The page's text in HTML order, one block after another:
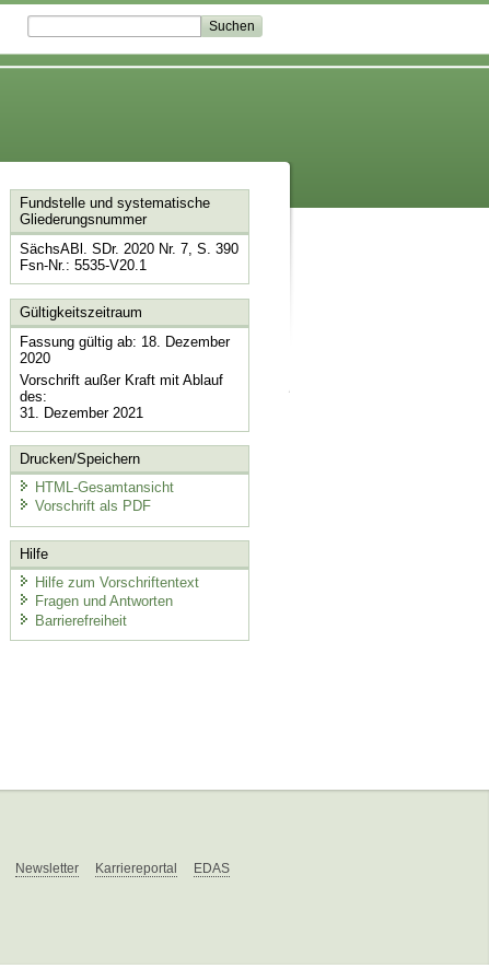
Fundstelle und systematische
Gliederungsnummer
SächsABl. SDr. 2020 Nr. 7, S. 390
Fsn-Nr.: 5535-V20.1
Gültigkeitszeitraum
Fassung gültig ab: 18. Dezember
2020
Vorschrift außer Kraft mit Ablauf
des:
31. Dezember 2021
Drucken/Speichern
HTML-Gesamtansicht
Vorschrift als PDF
Hilfe
Hilfe zum Vorschriftentext
Fragen und Antworten
Barrierefreiheit
Newsletter Karriereportal EDAS